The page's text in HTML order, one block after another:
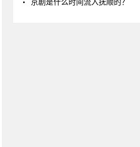
京剧是什么时间流入抚顺的？